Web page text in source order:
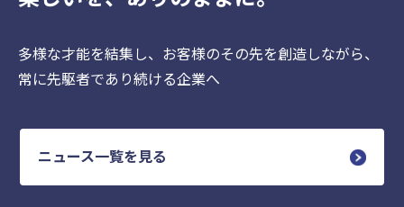
多様な才能を結集し、お客様のその先を創造しながら、
常に先駆者であり続ける企業へ
ニュース一覧を見る